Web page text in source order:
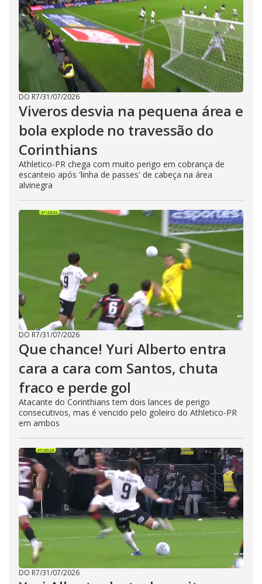
DO R7/31/07/2026
Viveros desvia na pequena área e
bola explode no travessão do
Corinthians
Athletico-PR chega com muito perigo em cobrança de
escanteio após 'linha de passes' de cabeça na área
alvinegra
DO R7/31/07/2026
Que chance! Yuri Alberto entra
cara a cara com Santos, chuta
fraco e perde gol
Atacante do Corinthians tem dois lances de perigo
consecutivos, mas é vencido pelo goleiro do Athletico-PR
em ambos
DO R7/31/07/2026